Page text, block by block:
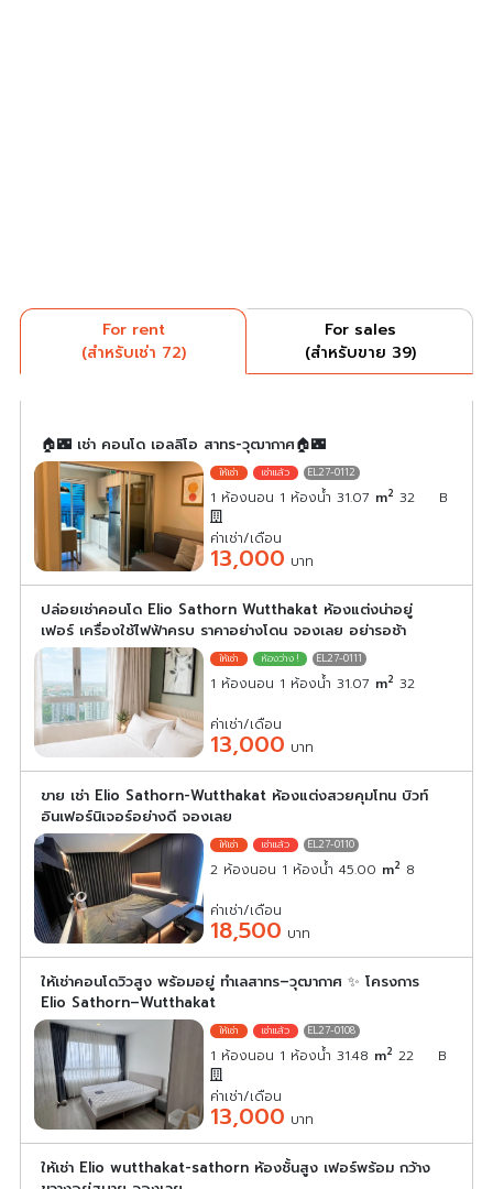
For rent
(สำหรับเช่า 72)
For sales
(สำหรับขาย 39)
🏠🌃 เช่า คอนโด เอลลิโอ สาทร-วุฒากาศ🏠🌃
EL27-0112
1 ห้องนอน 1 ห้องน้ำ 31.07 m2 32 B
ค่าเช่า/เดือน
13,000 บาท
ปล่อยเช่าคอนโด Elio Sathorn Wutthakat ห้องแต่งน่าอยู่
เฟอร์ เครื่องใช้ไฟฟ้าครบ ราคาอย่างโดน จองเลย อย่ารอช้า
EL27-0111
1 ห้องนอน 1 ห้องน้ำ 31.07 m2 32
ค่าเช่า/เดือน
13,000 บาท
ขาย เช่า Elio Sathorn-Wutthakat ห้องแต่งสวยคุมโทน บิวท์
อินเฟอร์นิเจอร์อย่างดี จองเลย
EL27-0110
2 ห้องนอน 1 ห้องน้ำ 45.00 m2 8
ค่าเช่า/เดือน
18,500 บาท
ให้เช่าคอนโดวิวสูง พร้อมอยู่ ทำเลสาทร–วุฒากาศ ✨ โครงการ
Elio Sathorn–Wutthakat
EL27-0108
1 ห้องนอน 1 ห้องน้ำ 31.48 m2 22 B
ค่าเช่า/เดือน
13,000 บาท
ให้เช่า Elio wutthakat-sathorn ห้องชั้นสูง เฟอร์พร้อม กว้าง